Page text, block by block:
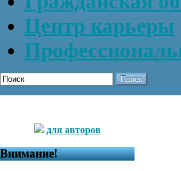
Центр карьеры
Поиск
для авторов
Внимание!